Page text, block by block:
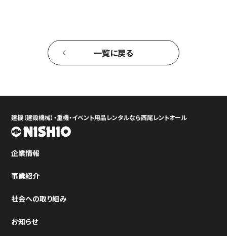
一覧に戻る
建機（建設機械）・重機・イベント用品レンタルなら西尾レントオール
企業情報
事業紹介
社会への取り組み
お知らせ